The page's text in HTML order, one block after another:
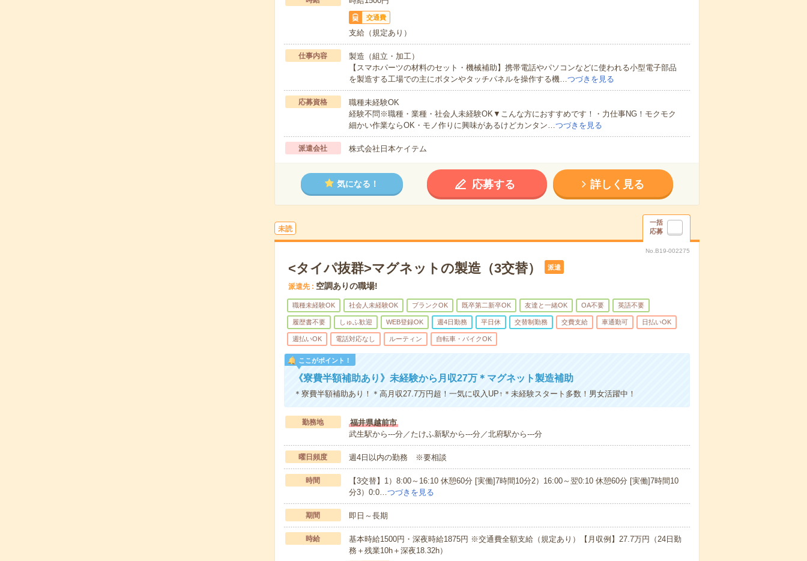
交通費
支給（規定あり）
仕事内容
製造（組立・加工）
【スマホパーツの材料のセット・機械補助】携帯電話やパソコンなどに使われる小型電子部品
を製造する工場での主にボタンやタッチパネルを操作する機…つづきを見る
応募資格
職種未経験OK
経験不問※職種・業種・社会人未経験OK▼こんな方におすすめです！・力仕事NG！モクモク
細かい作業ならOK・モノ作りに興味があるけどカンタン…つづきを見る
派遣会社 株式会社日本ケイテム
気になる！ 応募する 詳しく見る
未読
一括
応募
No.B19-002275
<タイパ抜群>マグネットの製造（3交替） 派遣
派遣先 空調ありの職場!
職種未経験OK 社会人未経験OK ブランクOK 既卒第二新卒OK 友達と一緒OK OA不要 英語不要
履歴書不要 しゅふ歓迎 WEB登録OK 週4日勤務 平日休 交替制勤務 交費支給 車通勤可 日払いOK
週払いOK 電話対応なし ルーティン 自転車・バイクOK
ここがポイント！
《寮費半額補助あり》未経験から月収27万＊マグネット製造補助
＊寮費半額補助あり！＊高月収27.7万円超！一気に収入UP↑＊未経験スタート多数！男女活躍中！
勤務地
福井県越前市
武生駅から---分／たけふ新駅から---分／北府駅から---分
曜日頻度 週4日以内の勤務 ※要相談
時間
【3交替】1）8:00～16:10 休憩60分 [実働]7時間10分2）16:00～翌0:10 休憩60分 [実働]7時間10
分3）0:0…つづきを見る
期間 即日～長期
時給
基本時給1500円・深夜時給1875円 ※交通費全額支給（規定あり）【月収例】27.7万円（24日勤
務＋残業10h＋深夜18.32h）